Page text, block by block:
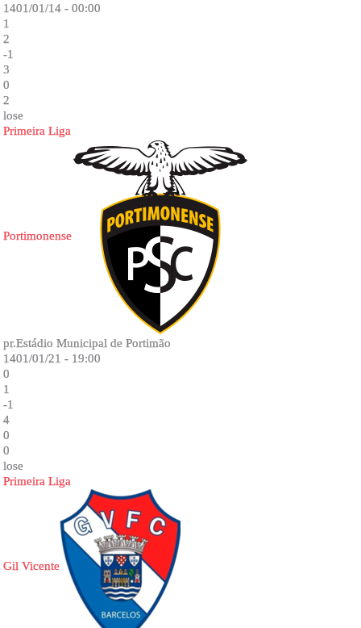
1401/01/14 - 00:00
1
2
-1
3
0
2
lose
Primeira Liga
Portimonense
pr.Estádio Municipal de Portimão
1401/01/21 - 19:00
0
1
-1
4
0
0
lose
Primeira Liga
Gil Vicente